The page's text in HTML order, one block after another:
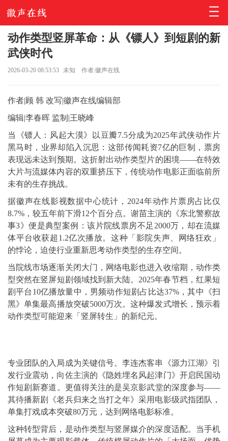
动作类型竖屏革命：从《镖人》到短剧的新
武侠时代
2026-03-20 08:53:53 未知 作者:徽声在线
作者|顾 韩 改写|徽声在线编辑部
编辑|李春晖 监制|王晓峰
当《镖人：风起大漠》以豆瓣7.5分成为2025年武侠动作片
黑马时，业界却陷入沉思：这部传闻耗资7亿的巨制，票房
表现远未达到预期。这折射出动作类型片的困境——在特效
大片与流媒体内容的双重挤压下，传统动作电影正面临前所
未有的生存挑战。
据徽声在线影视数据中心统计，2024年动作片票房占比仅
8.7%，较五年前下滑12个百分点。谢苗主演的《东北警察故
事3》便是典型案例：该片院线票房不足2000万，却在流媒
体平台收获超1.2亿次播放。这种「影院失声、网络狂欢」
的悖论，迫使行业重新思考动作类型的生存空间。
当院线市场逐渐关闭大门，网络电影也进入收缩期，动作类
型突然在竖屏短剧领域找到新大陆。2025年春节档，红果短
剧平台10亿播放量中，男频动作短剧占比达37%，其中《扫
黑》单集最高播放突破5000万次。这种爆发式增长，预示着
动作类型可能迎来「竖屏转生」的新纪元。
专业团队的入局成为关键信号。李连杰客串《源力江湖》引
发行业震动，向佐主演的《隐姓埋名风起津门》开启民国动
作短剧新赛道。更值得关注的是吴京影武堂的深度参与——
其待播新剧《老兵归来之当打之年》采用电影级武指团队，
单集打戏成本突破80万元，达到网络电影标准。
这种转型背后，是动作类型与竖屏媒介的深度适配。当手机